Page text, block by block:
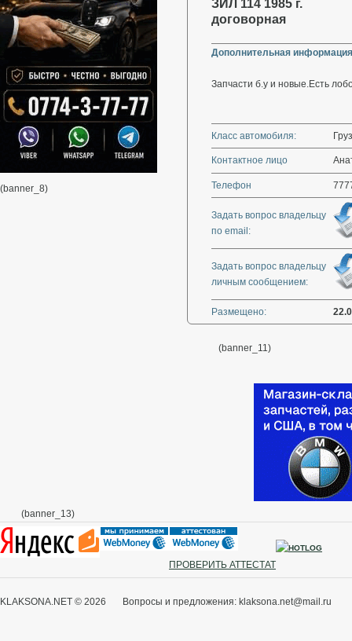
(banner_8)
ЗИЛ 114 1985 г.
договорная
Дополнительная
Запчасти б.у и новые.Есть
Класс автомобиля:
Контактное лицо
Телефон
Задать вопрос владельцу
по email:
Задать вопрос владельцу
личным сообщением:
Размещено:
(banner_11)
(banner_13)
ПРОВЕРИТЬ АТТЕСТАТ
KLAKSONA.NET © 2026 Вопросы и предложения: klaksona.net@mail.ru